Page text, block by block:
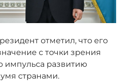
отметил, что его
с точки зрения
импульса развитию
странами.